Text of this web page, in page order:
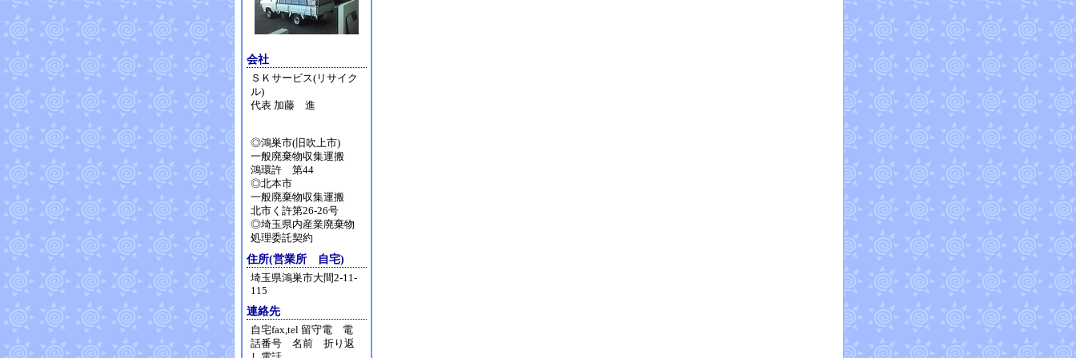
会社
ＳＫサービス(リサイク
ル)
代表 加藤 進
◎鴻巣市(旧吹上市)
一般廃棄物収集運搬
鴻環許 第44
◎北本市
一般廃棄物収集運搬
北市く許第26-26号
◎埼玉県内産業廃棄物
処理委託契約
住所(営業所 自宅)
埼玉県鴻巣市大間2-11-
115
連絡先
自宅fax,tel 留守電 電
話番号 名前 折り返